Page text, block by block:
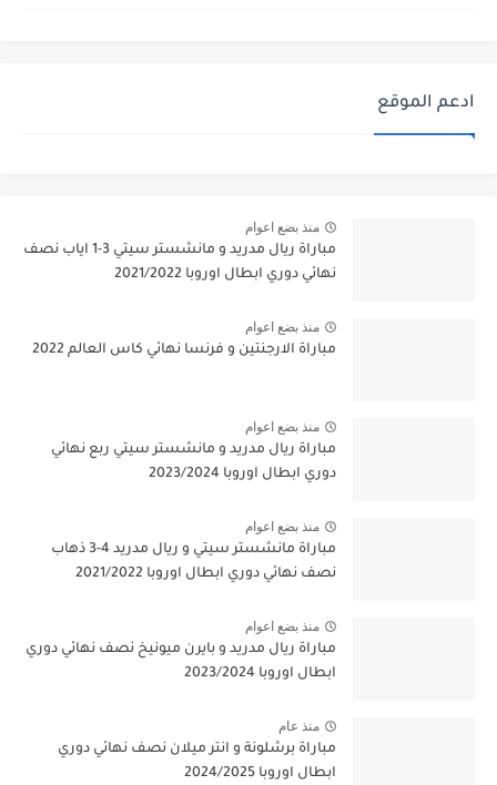
ادعم الموقع
منذ بضع اعوام
مباراة ريال مدريد و مانشستر سيتي 3-1 اياب نصف
نهائي دوري ابطال اوروبا 2021/2022
منذ بضع اعوام
مباراة الارجنتين و فرنسا نهائي كاس العالم 2022
منذ بضع اعوام
مباراة ريال مدريد و مانشستر سيتي ربع نهائي
دوري ابطال اوروبا 2023/2024
منذ بضع اعوام
مباراة مانشستر سيتي و ريال مدريد 4-3 ذهاب
نصف نهائي دوري ابطال اوروبا 2021/2022
منذ بضع اعوام
مباراة ريال مدريد و بايرن ميونيخ نصف نهائي دوري
ابطال اوروبا 2023/2024
منذ عام
مباراة برشلونة و انتر ميلان نصف نهائي دوري
ابطال اوروبا 2024/2025